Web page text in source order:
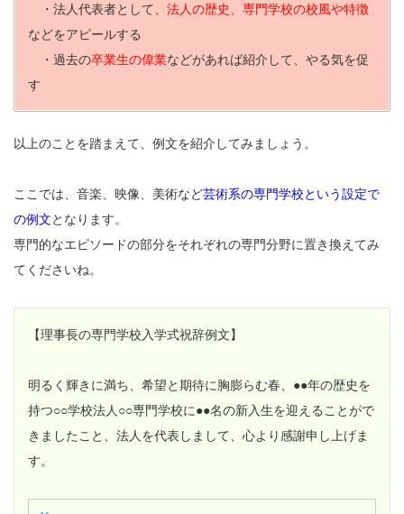
・法人代表者として、 法人の歴史、専門学校の校風や特徴
などをアピールする
・過去の卒業生の偉業などがあれば紹介して、やる気を促
す
以上のことを踏まえて、例文を紹介してみましょう。
ここでは、音楽、映像、美術など芸術系の専門学校という設定で
の例文となります。
専門的なエピソードの部分をそれぞれの専門分野に置き換えてみ
てくださいね。
【理事長の専門学校入学式祝辞例文】
明るく輝きに満ち、希望と期待に胸膨らむ春、●●年の歴史を
持つ○○学校法人○○専門学校に●●名の新入生を迎えることがで
きましたこと、法人を代表しまして、心より感謝申し上げま
す。